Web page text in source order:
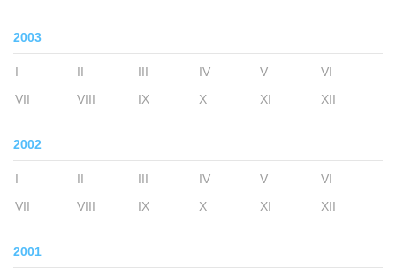
2003
I II III IV V
VI
VII
VIII IX X XI XII
2002
I II III IV V
VI
VII
VIII IX X XI XII
2001